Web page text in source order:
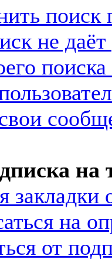
не даёт
на
закладки
на
от